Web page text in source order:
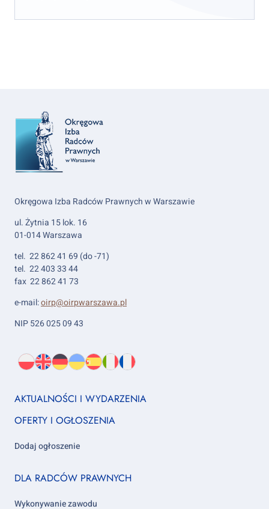
Okręgowa Izba Radców Prawnych w Warszawie
ul. Żytnia 15 lok. 16
01-014 Warszawa
tel. 22 862 41 69 (do -71)
tel. 22 403 33 44
fax 22 862 41 73
e-mail:oirp@oirpwarszawa.pl
NIP 526 025 09 43
Wybierz
język:
PL
O
EN
About
DE
About
UK
About
ES
About
IT
About
FR
About
Footer
1
AKTUALNOŚCI I WYDARZENIA
OFERTY I OGŁOSZENIA
Dodaj ogłoszenie
Footer
2
DLA RADCÓW PRAWNYCH
Wykonywanie zawodu